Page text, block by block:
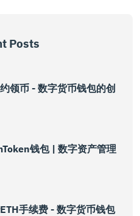
Posts
领币 - 数字货币钱包的创
钱包 | 数字资产管理
手续费 - 数字货币钱包